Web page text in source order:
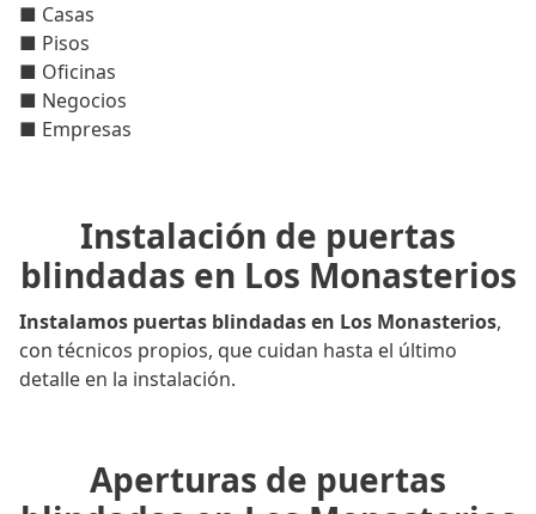
■ Casas
■ Pisos
■ Oficinas
■ Negocios
■ Empresas
Instalación de puertas
blindadas en Los Monasterios
Instalamos puertas blindadas en Los Monasterios,
con técnicos propios, que cuidan hasta el último
detalle en la instalación.
Aperturas de puertas